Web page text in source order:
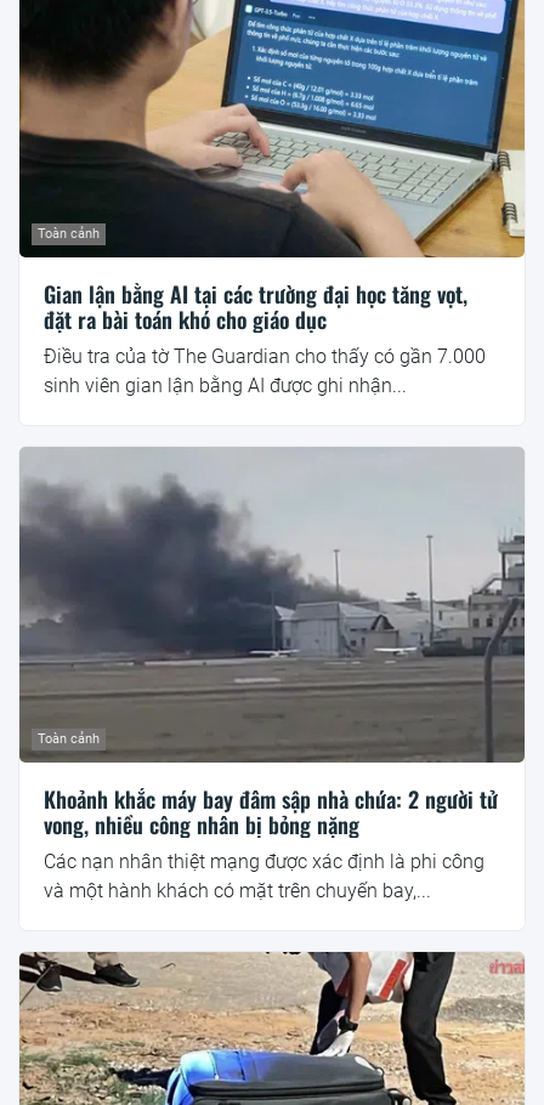
Toàn cảnh
Gian lận bằng AI tại các trường đại học tăng vọt,
đặt ra bài toán khó cho giáo dục
Điều tra của tờ The Guardian cho thấy có gần 7.000
sinh viên gian lận bằng AI được ghi nhận...
Toàn cảnh
Khoảnh khắc máy bay đâm sập nhà chứa: 2 người tử
vong, nhiều công nhân bị bỏng nặng
Các nạn nhân thiệt mạng được xác định là phi công
và một hành khách có mặt trên chuyến bay,...